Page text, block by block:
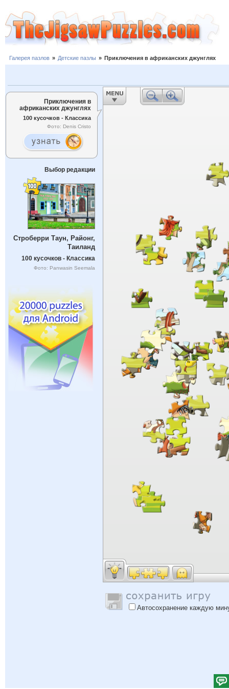
Галерея пазлов » Детские пазлы » Приключения в африканских джунглях
Приключения в
африканских джунглях
100 кусочков - Классика
Фото: Denis Cristo
Выбор редакции
Строберри Таун, Районг,
Таиланд
100 кусочков - Классика
Фото: Panwasin Seemala
Автосохранение каждую